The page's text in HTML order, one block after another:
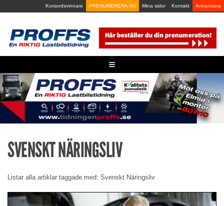
to
Korsordsvinnare PRENUMERERA NU Mina sidor Kontakt Annonsera
≡
SVENSKT NÄRINGSLIV
Listar alla artiklar taggade med: Svenskt Näringsliv